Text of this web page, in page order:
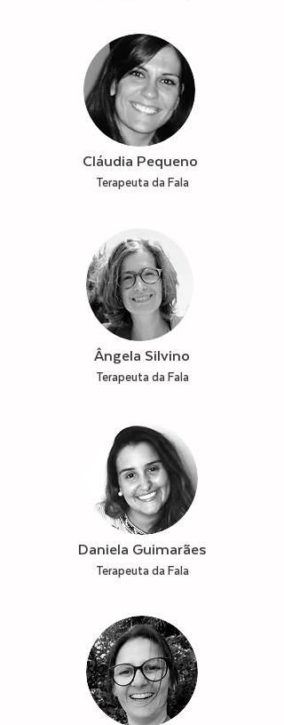
Cláudia Pequeno
Terapeuta da Fala
Ângela Silvino
Terapeuta da Fala
Daniela Guimarães
Terapeuta da Fala